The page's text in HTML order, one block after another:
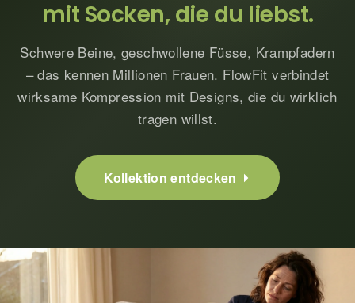
mit Socken, die du liebst.
Schwere Beine, geschwollene Füsse, Krampfadern
– das kennen Millionen Frauen. FlowFit verbindet
wirksame Kompression mit Designs, die du wirklich
tragen willst.
Kollektion entdecken